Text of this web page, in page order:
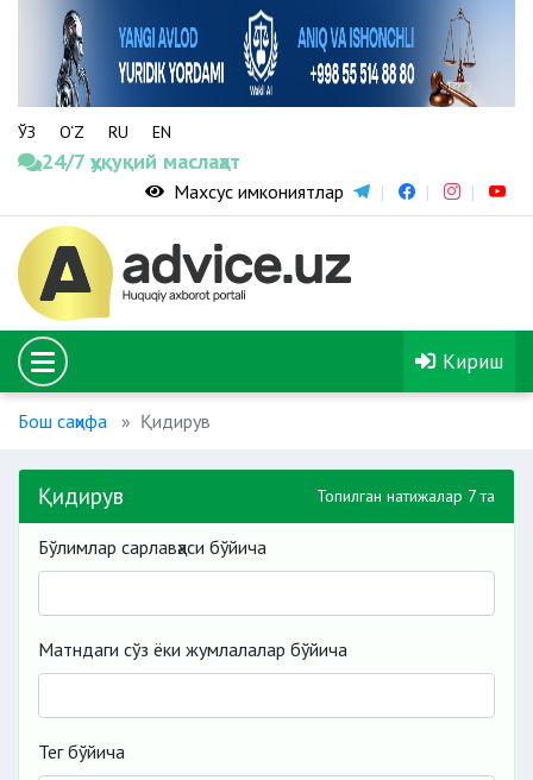
ЎЗ O‘Z RU EN
24/7 ҳуқуқий маслаҳат
Махсус имкониятлар
Кириш
Бош саҳифа Қидирув
Қидирув Топилган натижалар 7 та
Бўлимлар сарлавҳаси бўйича
Матндаги сўз ёки жумлалалар бўйича
Тег бўйича